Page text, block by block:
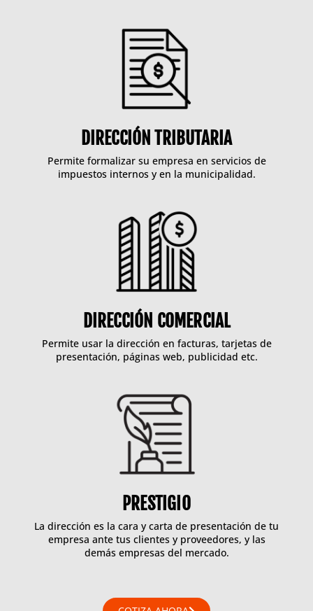
DIRECCIÓN TRIBUTARIA
Permite formalizar su empresa en servicios de
impuestos internos y en la municipalidad.
DIRECCIÓN COMERCIAL
Permite usar la dirección en facturas, tarjetas de
presentación, páginas web, publicidad etc.
PRESTIGIO
La dirección es la cara y carta de presentación de tu
empresa ante tus clientes y proveedores, y las
demás empresas del mercado.